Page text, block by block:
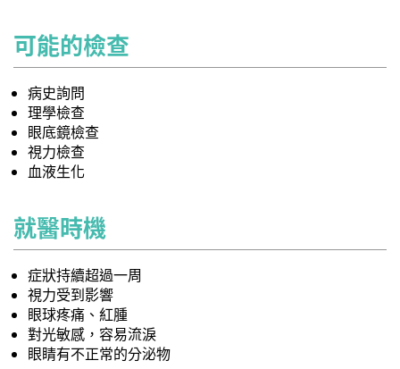
可能的檢查
病史詢問
理學檢查
眼底鏡檢查
視力檢查
血液生化
就醫時機
症狀持續超過一周
視力受到影響
眼球疼痛、紅腫
對光敏感，容易流淚
眼睛有不正常的分泌物